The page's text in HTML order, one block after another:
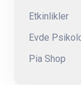
Etkinlikler
Evde
Pia Shop